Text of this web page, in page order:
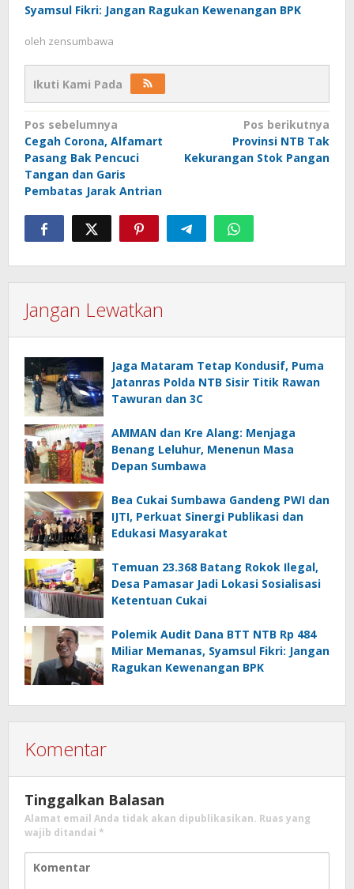
Syamsul Fikri: Jangan Ragukan Kewenangan BPK
oleh zensumbawa
Ikuti Kami Pada
Navigasi
pos
Pos sebelumnya
Cegah Corona, Alfamart
Pasang Bak Pencuci
Tangan dan Garis
Pembatas Jarak Antrian
Pos berikutnya
Provinsi NTB Tak
Kekurangan Stok Pangan
Jangan Lewatkan
Jaga Mataram Tetap Kondusif, Puma
Jatanras Polda NTB Sisir Titik Rawan
Tawuran dan 3C
AMMAN dan Kre Alang: Menjaga
Benang Leluhur, Menenun Masa
Depan Sumbawa
Bea Cukai Sumbawa Gandeng PWI dan
IJTI, Perkuat Sinergi Publikasi dan
Edukasi Masyarakat
Temuan 23.368 Batang Rokok Ilegal,
Desa Pamasar Jadi Lokasi Sosialisasi
Ketentuan Cukai
Polemik Audit Dana BTT NTB Rp 484
Miliar Memanas, Syamsul Fikri: Jangan
Ragukan Kewenangan BPK
Komentar
Tinggalkan Balasan
Alamat email Anda tidak akan dipublikasikan. Ruas yang
wajib ditandai *